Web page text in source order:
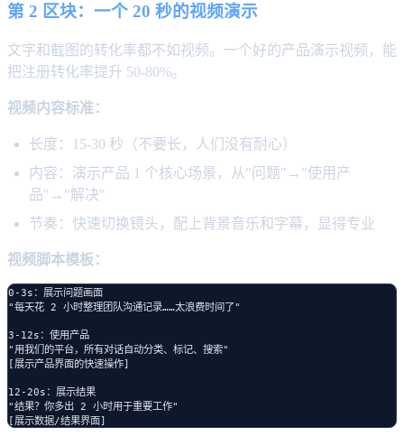
第 2 区块：一个 20 秒的视频演示
文字和截图的转化率都不如视频。一个好的产品演示视频，能
把注册转化率提升 50-80%。
视频内容标准：
长度：15-30 秒（不要长，人们没有耐心）
内容：演示产品 1 个核心场景，从"问题"→"使用产
品"→"解决"
节奏：快速切换镜头，配上背景音乐和字幕，显得专业
视频脚本模板：
0-3s：展示问题画面
"每天花 2 小时整理团队沟通记录……太浪费时间了"
3-12s：使用产品
"用我们的平台，所有对话自动分类、标记、搜索"
[展示产品界面的快速操作]
12-20s：展示结果
"结果？你多出 2 小时用于重要工作"